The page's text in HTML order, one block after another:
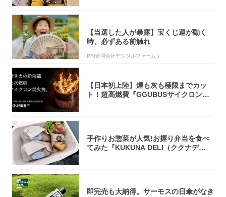
【当選した人が暴露】宝くじ運が動く
時、必ずある前触れ
PR(合同会社デジタルファーム )
【日本初上陸】煙も灰も極限までカッ
ト！超高燃費『GGUBUSサイクロン焚
手作りお惣菜が人気!お握り弁当を食べ
てみた『KUKUNA DELI（ククナデ
即完売も大納得。サーモスの日傘がなき